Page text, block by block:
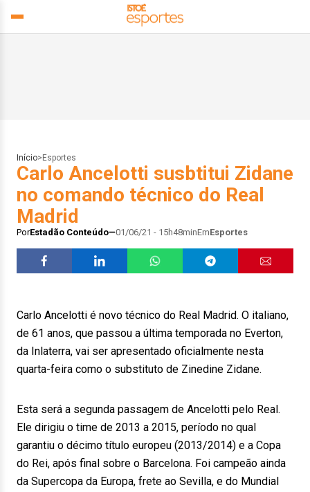
Início> Esportes
Carlo Ancelotti susbtitui Zidane
no comando técnico do Real
Madrid
PorEstadão Conteúdo 01/06/21 - 15h48minEmEsportes
Carlo Ancelotti é novo técnico do Real Madrid. O italiano,
de 61 anos, que passou a última temporada no Everton,
da Inlaterra, vai ser apresentado oficialmente nesta
quarta-feira como o substituto de Zinedine Zidane.
Esta será a segunda passagem de Ancelotti pelo Real.
Ele dirigiu o time de 2013 a 2015, período no qual
garantiu o décimo título europeu (2013/2014) e a Copa
do Rei, após final sobre o Barcelona. Foi campeão ainda
da Supercopa da Europa, frete ao Sevilla, e do Mundial